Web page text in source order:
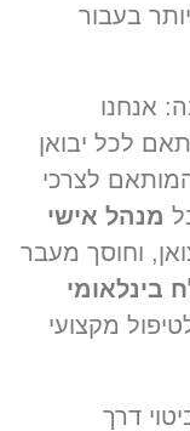
בעבור
לכל יבואן
לצרכי
מנהל אישי
וחוסך מעבר
מקצועי
דרך